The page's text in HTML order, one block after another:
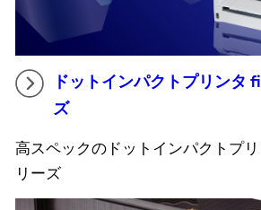
ドットインパクトプリンタ
ズ
高スペックのドットインパクトプ
リーズ